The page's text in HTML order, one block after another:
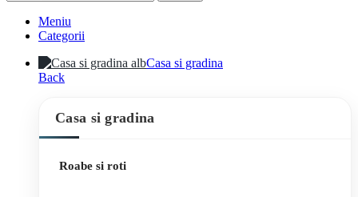
Meniu
Categorii
Casa si gradina
Back
Casa si gradina
Roabe si roti